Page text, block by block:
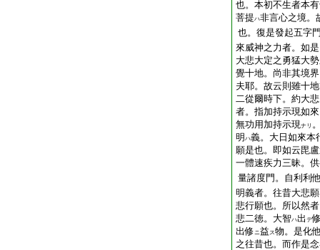
也。本初不生者本
菩提ハ非言心之境。
也。復是發起五字
來威神之力者。如
大悲大定之勇猛大
覺十地。尚非其境
夫耶。故云則雖十
二從爾時下。約大
者。指加持示現如
無功用加持示現ナリ
明 ハ義。大日如來本
願是也。即如云毘
一體速疾力三昧。
量諸度門。自利利
明義者。往昔大悲
悲行願也。所以然
悲二徳。大智ハ出 テ
出修ニ益 ス物。是化
之往昔也。而作是